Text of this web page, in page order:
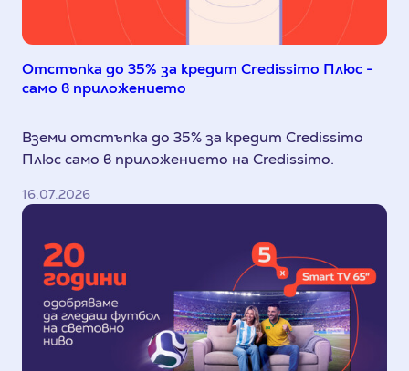
Отстъпка до 35% за кредит Credissimo Плюс -
само в приложението
Вземи отстъпка до 35% за кредит Credissimo
Плюс само в приложението на Credissimo.
16.07.2026